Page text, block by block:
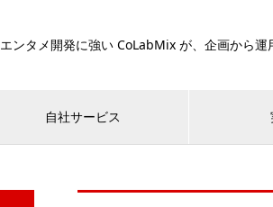
エンタメ開発に強い CoLabMix が、企画から運
自社サービス